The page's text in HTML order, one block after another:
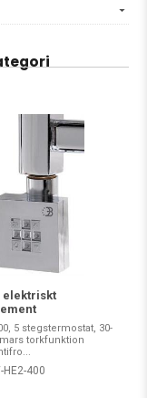
elektriskt
5 stegstermostat, 30-
torkfunktion
HE2-400